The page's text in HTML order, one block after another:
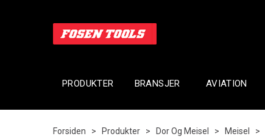
PRODUKTER BRANSJER AVIATION
Forsiden > Produkter > Dor Og Meisel > Meisel >